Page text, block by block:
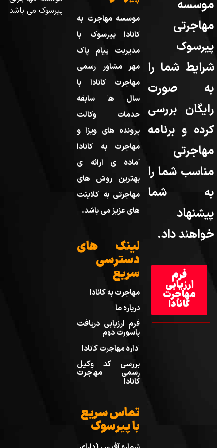
موسسه
مهاجرتی
پیرسوک
شرایط شما را
به صورت
رایگان بررسی
کرده و برنامه
مهاجرتی
مناسب شما را
به شما
پیشنهاد
خواهند داد.
فرم
ارزیابی
مهاجرت
کانادا
موسسه مهاجرت به
کانادا پیرسوک با
مدیریت پیام پاک
مهر مشاور رسمی
مهاجرت کانادا با
سال ها سابقه
خدمات وکالت
پرونده های ویزا و
مهاجرت به کانادا
آماده ی ارائه ی
بهترین روش های
مهاجرتی به کلاینت
های عزیز می باشد.
لینک های
دسترسی
سریع
مهاجرت به کانادا
درباره ما
فرم ارزیابی دریافت
پاسورت دوم
اداره مهاجرت کانادا
بررسی کد وکیل
رسمی مهاجرت
کانادا
تماس سریع
با پیرسوک
پیرسوک می باشد